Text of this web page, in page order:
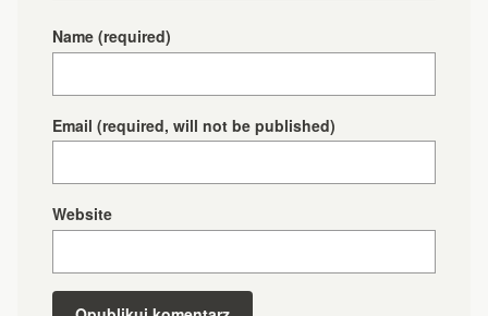
Name (required)
Email (required, will not be published)
Website